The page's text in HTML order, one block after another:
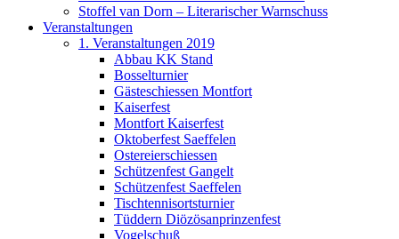
Stoffel van Dorn – Literarischer Warnschuss
Veranstaltungen
1. Veranstaltungen 2019
Abbau KK Stand
Bosselturnier
Gästeschiessen Montfort
Kaiserfest
Montfort Kaiserfest
Oktoberfest Saeffelen
Ostereierschiessen
Schützenfest Gangelt
Schützenfest Saeffelen
Tischtennisortsturnier
Tüddern Diözösanprinzenfest
Vogelschuß